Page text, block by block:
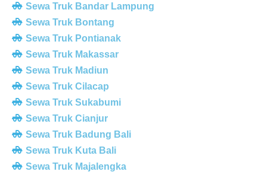
Sewa Truk Bandar Lampung
Sewa Truk Bontang
Sewa Truk Pontianak
Sewa Truk Makassar
Sewa Truk Madiun
Sewa Truk Cilacap
Sewa Truk Sukabumi
Sewa Truk Cianjur
Sewa Truk Badung Bali
Sewa Truk Kuta Bali
Sewa Truk Majalengka